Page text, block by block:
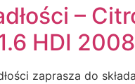
–
HDI 2008
zaprasza do